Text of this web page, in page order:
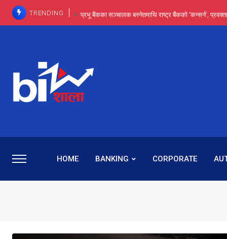
TRENDING प्रभू बैंकका सञ्चालक बस्नेतमाथि राष्ट्र बैंकको ‘कन्सर्न’,
HOME BANKING CORPORATE